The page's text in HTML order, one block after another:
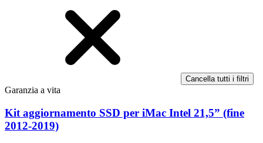
Cancella tutti i filtri
Garanzia a vita
Kit aggiornamento SSD per iMac Intel 21,5” (fine
2012-2019)